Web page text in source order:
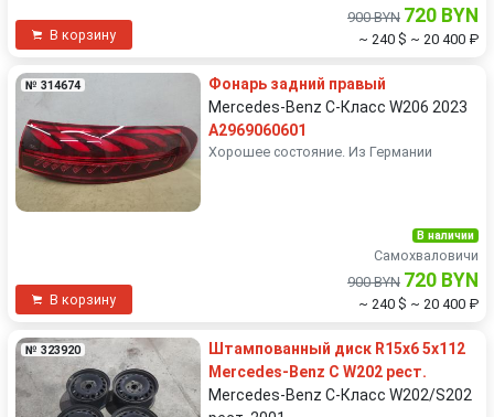
В корзину
900 BYN 720 BYN
~ 240 $ ~ 20 400 ₽
№ 314674
Фонарь задний правый
Mercedes-Benz C-Класс W206 2023
A2969060601
Хорошее состояние. Из Германии
В корзину
В наличии
Самохваловичи
900 BYN 720 BYN
~ 240 $ ~ 20 400 ₽
№ 323920
Штампованный диск R15x6 5x112
Mercedes-Benz C W202 рест.
Mercedes-Benz C-Класс W202/S202